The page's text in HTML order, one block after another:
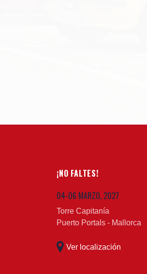
¡NO FALTES!
04-06 MARZO, 2027
Torre Capitanía
Puerto Portals - Mallorca
Ver localización